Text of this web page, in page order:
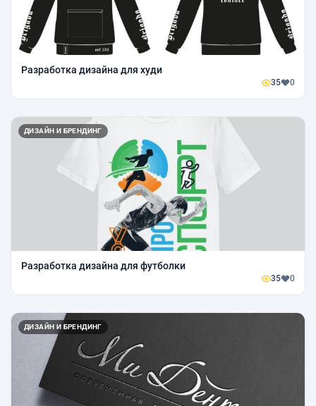
Разработка дизайна для худи
35 0
ДИЗАЙН И БРЕНДИНГ
Разработка дизайна для футболки
35 0
ДИЗАЙН И БРЕНДИНГ